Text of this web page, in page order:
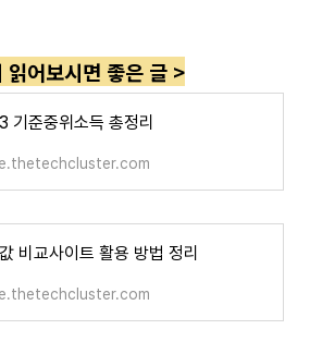
읽어보시면 좋은 글 >
기준중위소득 총정리
비교사이트 활용 방법 정리